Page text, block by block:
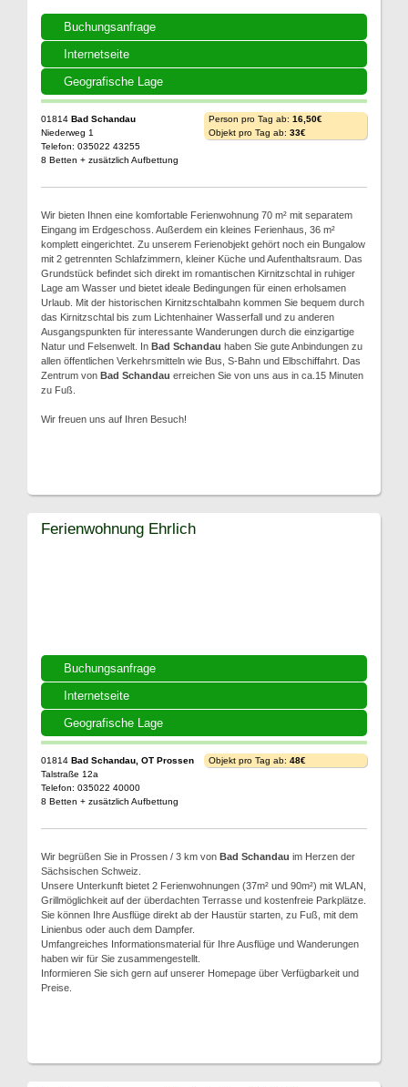
Buchungsanfrage
Internetseite
Geografische Lage
01814 Bad Schandau
Niederweg 1
Telefon: 035022 43255
8 Betten + zusätzlich Aufbettung
Person pro Tag ab: 16,50€
Objekt pro Tag ab: 33€
Wir bieten Ihnen eine komfortable Ferienwohnung 70 m² mit separatem
Eingang im Erdgeschoss. Außerdem ein kleines Ferienhaus, 36 m²
komplett eingerichtet. Zu unserem Ferienobjekt gehört noch ein Bungalow
mit 2 getrennten Schlafzimmern, kleiner Küche und Aufenthaltsraum. Das
Grundstück befindet sich direkt im romantischen Kirnitzschtal in ruhiger
Lage am Wasser und bietet ideale Bedingungen für einen erholsamen
Urlaub. Mit der historischen Kirnitzschtalbahn kommen Sie bequem durch
das Kirnitzschtal bis zum Lichtenhainer Wasserfall und zu anderen
Ausgangspunkten für interessante Wanderungen durch die einzigartige
Natur und Felsenwelt. In Bad Schandau haben Sie gute Anbindungen zu
allen öffentlichen Verkehrsmitteln wie Bus, S-Bahn und Elbschiffahrt. Das
Zentrum von Bad Schandau erreichen Sie von uns aus in ca.15 Minuten
zu Fuß.
Wir freuen uns auf Ihren Besuch!
Buchungsanfrage
Internetseite
Geografische Lage
Ferienwohnung Ehrlich
01814 Bad Schandau, OT Prossen
Talstraße 12a
Telefon: 035022 40000
8 Betten + zusätzlich Aufbettung
Objekt pro Tag ab: 48€
Wir begrüßen Sie in Prossen / 3 km von Bad Schandau im Herzen der
Sächsischen Schweiz.
Unsere Unterkunft bietet 2 Ferienwohnungen (37m² und 90m²) mit WLAN,
Grillmöglichkeit auf der überdachten Terrasse und kostenfreie Parkplätze.
Sie können Ihre Ausflüge direkt ab der Haustür starten, zu Fuß, mit dem
Linienbus oder auch dem Dampfer.
Umfangreiches Informationsmaterial für Ihre Ausflüge und Wanderungen
haben wir für Sie zusammengestellt.
Informieren Sie sich gern auf unserer Homepage über Verfügbarkeit und
Preise.